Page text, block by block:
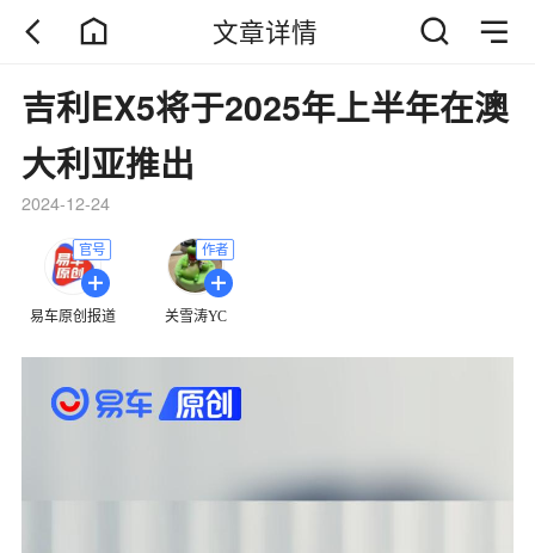
文章详情
吉利EX5将于2025年上半年在澳
大利亚推出
2024-12-24
官号
易车原创报道
作者
关雪涛YC